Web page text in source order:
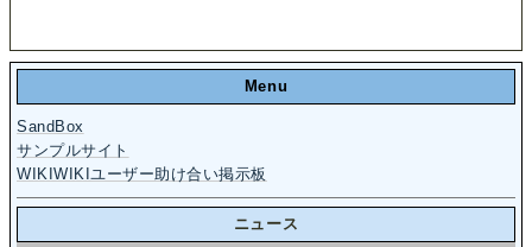
Menu
SandBox
サンプルサイト
WIKIWIKIユーザー助け合い掲示板
ニュース